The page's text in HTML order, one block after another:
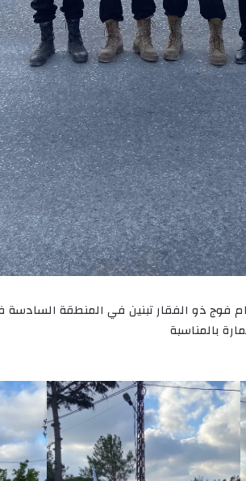
فوج ذو الفقار تبنين في المنطقة
بالمناسبة